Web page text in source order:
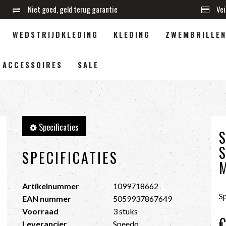
Niet goed, geld terug garantie
WEDSTRIJDKLEDING KLEDING ZWEMBRILLEN
ACCESSOIRES SALE
Specificaties
SPECIFICATIES
Artikelnummer
1099718662
EAN nummer
5059937867649
Voorraad
3 stuks
Leverancier
Speedo